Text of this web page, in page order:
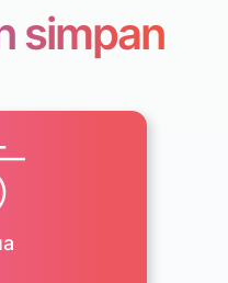
simpan